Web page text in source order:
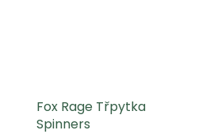
Fox Rage Třpytka
Spinners